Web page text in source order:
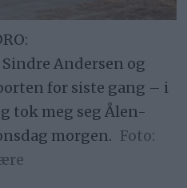
Andersen og
for siste gang – i
tok meg seg Ålen-
morgen.